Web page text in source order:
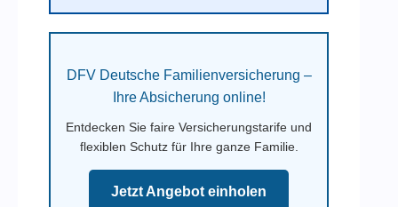
DFV Deutsche Familienversicherung –
Ihre Absicherung online!
Entdecken Sie faire Versicherungstarife und
flexiblen Schutz für Ihre ganze Familie.
Jetzt Angebot einholen